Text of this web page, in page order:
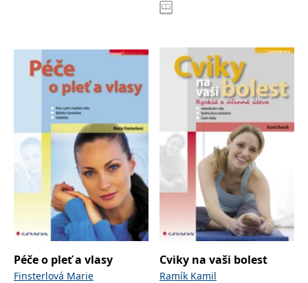
Péče o pleť a vlasy
Finsterlová Marie
Cviky na vaši bolest
Ramík Kamil